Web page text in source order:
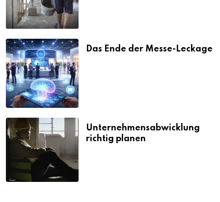
Das Ende der Messe-Leckage
Unternehmensabwicklung
richtig planen